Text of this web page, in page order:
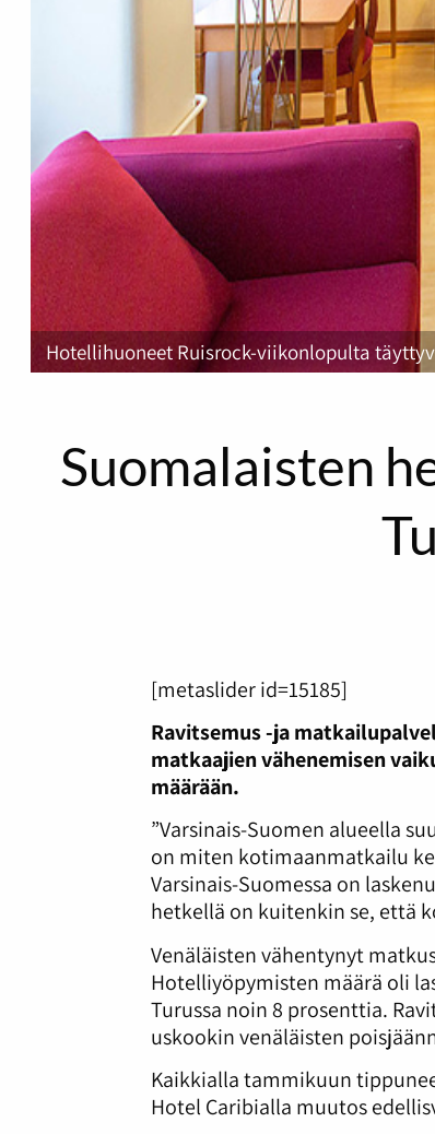
Hotellihuoneet Ruisrock-viikonlopulta
Suomalaisten
[metaslider id=15185]
Ravitsemus -ja
matkaajien vähenemisen
määrään.
”Varsinais-Suomen alueella
on miten kotimaanmatkailu
Varsinais-Suomessa on
hetkellä on kuitenkin se, että
Venäläisten vähentynyt
Hotelliyöpymisten määrä oli
Turussa noin 8 prosenttia.
uskookin venäläisten
Kaikkialla tammikuun
Hotel Caribialla muutos